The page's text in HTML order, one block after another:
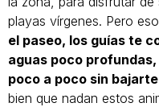
playas vírgenes. Pero
el paseo, los guías te
aguas poco
poco a poco sin
bien que nadan estos